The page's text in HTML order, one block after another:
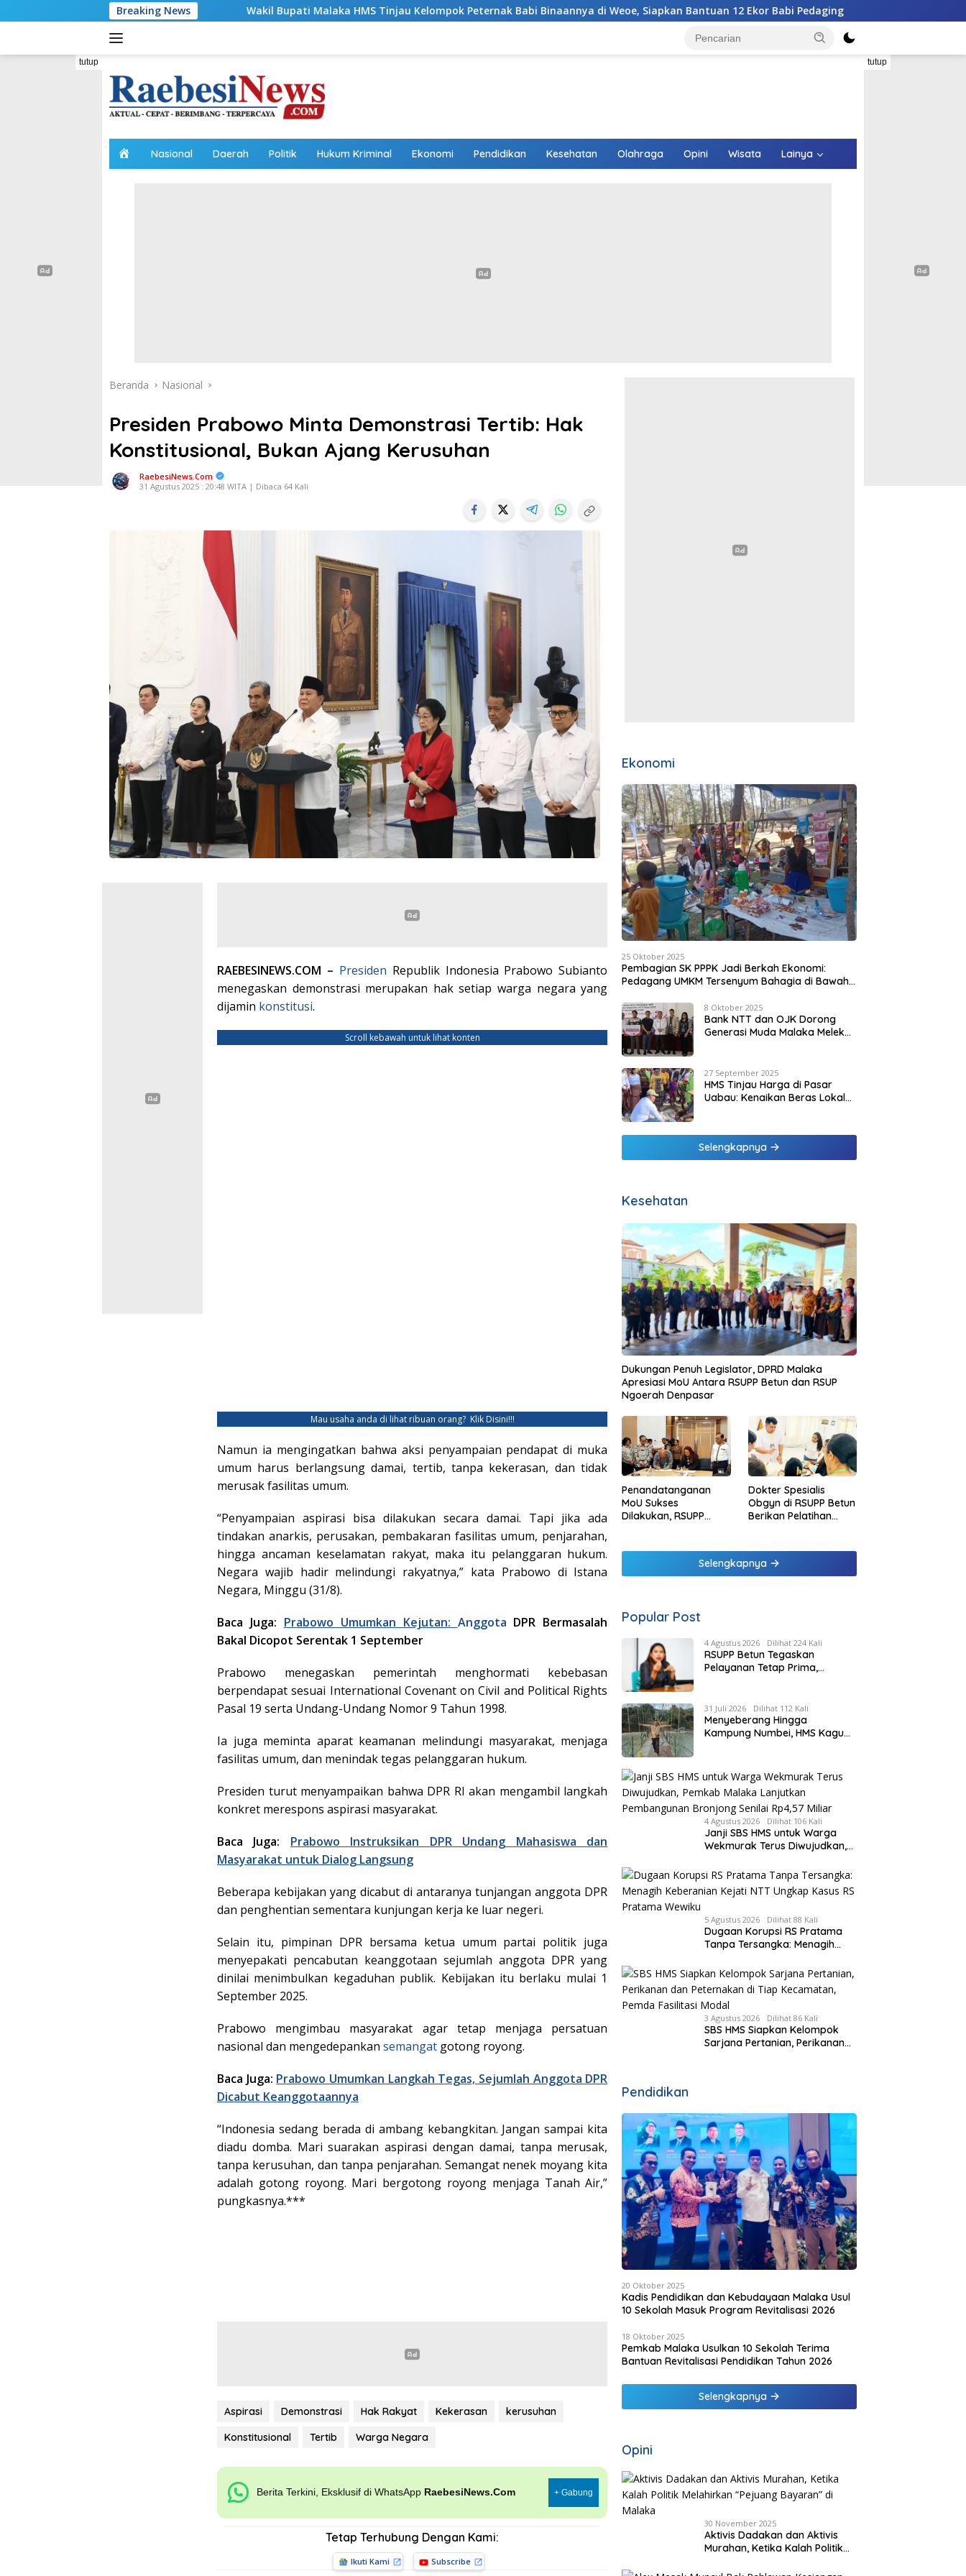
ke
Breaking News
Wakil Bupati Malaka HMS Tinjau Kelompok Peternak Babi Binaannya di Weoe, Siapkan Bantuan 12 Ekor Babi Pedaging RSUPP Betun Gelar Sayembara Desain
tutup tutup
o
Nasional Daerah Politik Hukum Kriminal Ekonomi Pendidikan Kesehatan Olahraga Opini Wisata Lainya
Beranda Nasional
Presiden Prabowo Minta Demonstrasi Tertib: Hak
Konstitusional, Bukan Ajang Kerusuhan
RaebesiNews.Com
31 Agustus 2025 : 20:48 WITA | Dibaca 64 Kali
RAEBESINEWS.COM – Presiden Republik Indonesia Prabowo Subianto
menegaskan demonstrasi merupakan hak setiap warga negara yang
dijamin konstitusi.
Scroll kebawah untuk lihat konten
Mau usaha anda di lihat ribuan orang?Klik Disini!!!
Namun ia mengingatkan bahwa aksi penyampaian pendapat di muka
umum harus berlangsung damai, tertib, tanpa kekerasan, dan tidak
merusak fasilitas umum.
“Penyampaian aspirasi bisa dilakukan secara damai. Tapi jika ada
tindakan anarkis, perusakan, pembakaran fasilitas umum, penjarahan,
hingga ancaman keselamatan rakyat, maka itu pelanggaran hukum.
Negara wajib hadir melindungi rakyatnya,” kata Prabowo di Istana
Negara, Minggu (31/8).
Baca Juga: Prabowo Umumkan Kejutan: Anggota DPR Bermasalah
Bakal Dicopot Serentak 1 September
Prabowo menegaskan pemerintah menghormati kebebasan
berpendapat sesuai International Covenant on Civil and Political Rights
Pasal 19 serta Undang-Undang Nomor 9 Tahun 1998.
Ia juga meminta aparat keamanan melindungi masyarakat, menjaga
fasilitas umum, dan menindak tegas pelanggaran hukum.
Presiden turut menyampaikan bahwa DPR RI akan mengambil langkah
konkret merespons aspirasi masyarakat.
Baca Juga: Prabowo Instruksikan DPR Undang Mahasiswa dan
Masyarakat untuk Dialog Langsung
Beberapa kebijakan yang dicabut di antaranya tunjangan anggota DPR
dan penghentian sementara kunjungan kerja ke luar negeri.
Selain itu, pimpinan DPR bersama ketua umum partai politik juga
menyepakati pencabutan keanggotaan sejumlah anggota DPR yang
dinilai menimbulkan kegaduhan publik. Kebijakan itu berlaku mulai 1
September 2025.
Prabowo mengimbau masyarakat agar tetap menjaga persatuan
nasional dan mengedepankan semangat gotong royong.
Baca Juga: Prabowo Umumkan Langkah Tegas, Sejumlah Anggota DPR
Dicabut Keanggotaannya
“Indonesia sedang berada di ambang kebangkitan. Jangan sampai kita
diadu domba. Mari suarakan aspirasi dengan damai, tanpa merusak,
tanpa kerusuhan, dan tanpa penjarahan. Semangat nenek moyang kita
adalah gotong royong. Mari bergotong royong menjaga Tanah Air,”
pungkasnya.***
Aspirasi Demonstrasi Hak Rakyat Kekerasan
kerusuhan
Konstitusional
Tertib Warga Negara
Berita Terkini, Eksklusif di WhatsApp RaebesiNews.Com + Gabung
Tetap Terhubung Dengan Kami:
Ikuti Kami Subscribe
Ekonomi
25 Oktober 2025
Pembagian SK PPPK Jadi Berkah Ekonomi:
Pedagang UMKM Tersenyum Bahagia di Bawah
8 Oktober 2025
Bank NTT dan OJK Dorong
Generasi Muda Malaka Melek
27 September 2025
HMS Tinjau Harga di Pasar
Uabau: Kenaikan Beras Lokal
Selengkapnya
Kesehatan
Dukungan Penuh Legislator, DPRD Malaka
Apresiasi MoU Antara RSUPP Betun dan RSUP
Ngoerah Denpasar
Penandatanganan
MoU Sukses
Dilakukan, RSUPP
Ngoerah
Dokter Spesialis
Obgyn di RSUPP Betun
Berikan Pelatihan
Persalinan Bagi
Tenaga Kesehatan di
Selengkapnya
Popular Post
4 Agustus 2026 Dilihat 224 Kali
RSUPP Betun Tegaskan
Pelayanan Tetap Prima,
Penuhnya ICU RS Tujuan
31 Juli 2026 Dilihat 112 Kali
Menyeberang Hingga
Kampung Numbei, HMS Kagum
Rampung
4 Agustus 2026 Dilihat 106 Kali
Janji SBS HMS untuk Warga
Wekmurak Terus Diwujudkan,
Pembangunan Bronjong Senilai
Rp4,57 Miliar
5 Agustus 2026 Dilihat 88 Kali
Dugaan Korupsi RS Pratama
Tanpa Tersangka: Menagih
Kasus RS Pratama Wewiku
3 Agustus 2026 Dilihat 86 Kali
SBS HMS Siapkan Kelompok
Sarjana Pertanian, Perikanan
Pendidikan
20 Oktober 2025
Kadis Pendidikan dan Kebudayaan Malaka Usul
10 Sekolah Masuk Program Revitalisasi 2026
18 Oktober 2025
Pemkab Malaka Usulkan 10 Sekolah Terima
Bantuan Revitalisasi Pendidikan Tahun 2026
Selengkapnya
Opini
30 November 2025
Aktivis Dadakan dan Aktivis
Murahan, Ketika Kalah Politik